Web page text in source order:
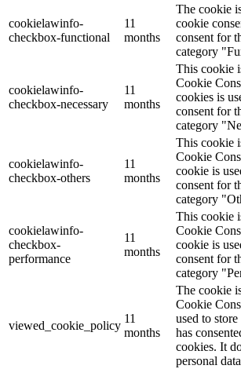
cookielawinfo-
checkbox-functional
11
months
The cookie
cookie
consent for
category
cookielawinfo-
checkbox-necessary
11
months
This cookie
Cookie
cookies is
consent for
category
cookielawinfo-
checkbox-others
11
months
This cookie
Cookie
cookie is
consent for
category
cookielawinfo-
checkbox-
performance
11
months
This cookie
Cookie
cookie is
consent for
category
viewed_cookie_policy
11
months
The cookie
Cookie
used to
has
cookies. It
personal